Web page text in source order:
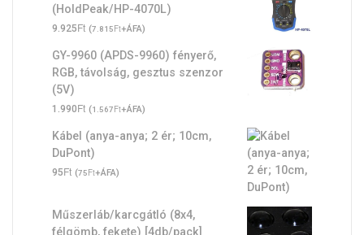
(HoldPeak/HP-4070L)
9.925Ft (7.815Ft+ÁFA)
GY-9960 (APDS-9960) fényerő,
RGB, távolság, gesztus szenzor
(5V)
1.990Ft (1.567Ft+ÁFA)
Kábel (anya-anya; 2 ér; 10cm,
DuPont)
95Ft (75Ft+ÁFA)
Műszerláb/karcgátló (8x4,
félgömb, fekete) [4db/pack]